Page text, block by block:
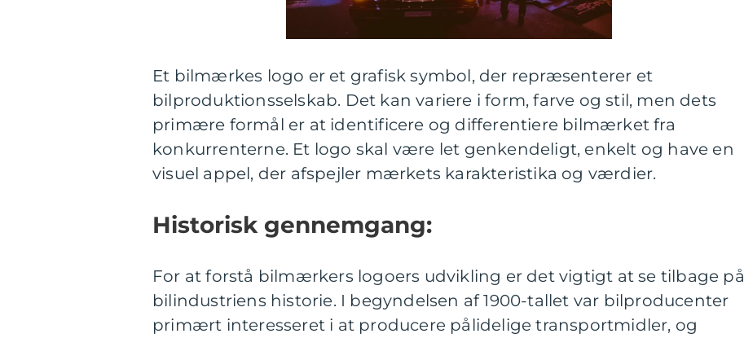
Et bilmærkes logo er et grafisk symbol, der repræsenterer et
bilproduktionsselskab. Det kan variere i form, farve og stil, men dets
primære formål er at identificere og differentiere bilmærket fra
konkurrenterne. Et logo skal være let genkendeligt, enkelt og have en
visuel appel, der afspejler mærkets karakteristika og værdier.
Historisk gennemgang:
For at forstå bilmærkers logoers udvikling er det vigtigt at se tilbage på
bilindustriens historie. I begyndelsen af 1900-tallet var bilproducenter
primært interesseret i at producere pålidelige transportmidler, og